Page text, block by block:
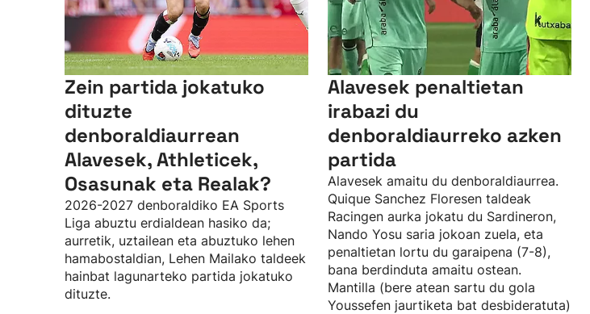
Zein partida jokatuko
dituzte
denboraldiaurrean
Alavesek, Athleticek,
Osasunak eta Realak?
2026-2027 denboraldiko EA Sports
Liga abuztu erdialdean hasiko da;
aurretik, uztailean eta abuztuko lehen
hamabostaldian, Lehen Mailako taldeek
hainbat lagunarteko partida jokatuko
dituzte.
Alavesek penaltietan
irabazi du
denboraldiaurreko azken
partida
Alavesek amaitu du denboraldiaurrea.
Quique Sanchez Floresen taldeak
Racingen aurka jokatu du Sardineron,
Nando Yosu saria jokoan zuela, eta
penaltietan lortu du garaipena (7-8),
bana berdinduta amaitu ostean.
Mantilla (bere atean sartu du gola
Youssefen jaurtiketa bat desbideratuta)